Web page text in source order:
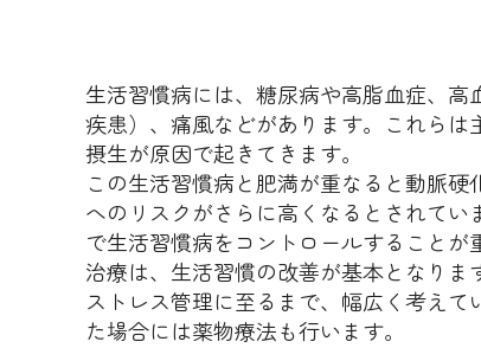
生活習慣病には、糖尿病や高脂血症、
疾患）、痛風などがあります。これら
摂生が原因で起きてきます。
この生活習慣病と肥満が重なると動脈
へのリスクがさらに高くなるとされて
で生活習慣病をコントロールすることが
治療は、生活習慣の改善が基本となりま
ストレス管理に至るまで、幅広く考え
た場合には薬物療法も行います。